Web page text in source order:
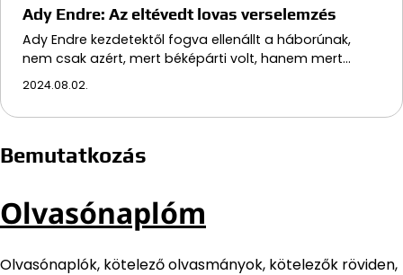
Ady Endre: Az eltévedt lovas verselemzés
Ady Endre kezdetektől fogva ellenállt a háborúnak,
nem csak azért, mert béképárti volt, hanem mert…
2024.08.02.
Bemutatkozás
Olvasónaplóm
Olvasónaplók, kötelező olvasmányok, kötelezők röviden,